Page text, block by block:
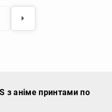
з аніме принтами по